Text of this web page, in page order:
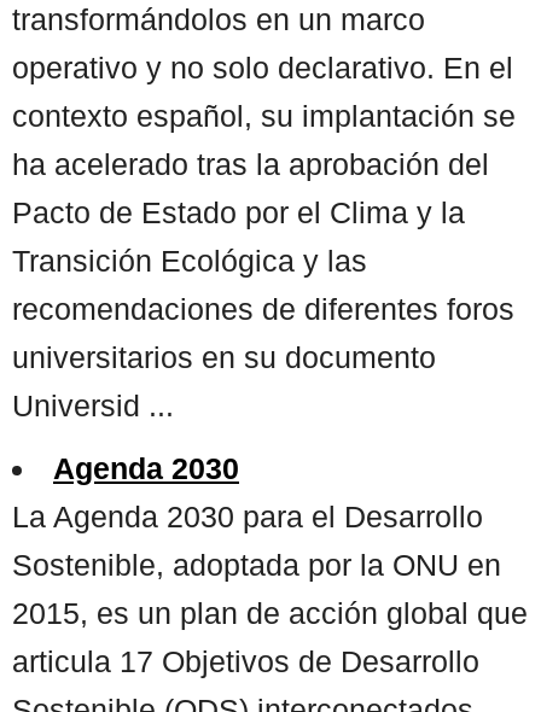
transformándolos en un marco
operativo y no solo declarativo. En el
contexto español, su implantación se
ha acelerado tras la aprobación del
Pacto de Estado por el Clima y la
Transición Ecológica y las
recomendaciones de diferentes foros
universitarios en su documento
Universid ...
Agenda 2030
La Agenda 2030 para el Desarrollo
Sostenible, adoptada por la ONU en
2015, es un plan de acción global que
articula 17 Objetivos de Desarrollo